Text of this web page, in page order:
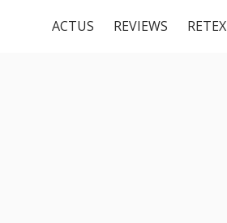
MenuACTUS REVIEWS RETEX